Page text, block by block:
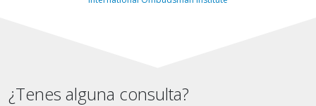
¿Tenes alguna consulta?